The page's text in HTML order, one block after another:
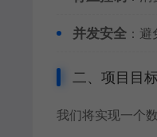
并发安全 ：
二、项目目
我们将实现一个